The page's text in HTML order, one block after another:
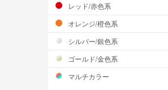
レッド/赤色系
オレンジ/橙色系
シルバー/銀色系
ゴールド/金色系
マルチカラー